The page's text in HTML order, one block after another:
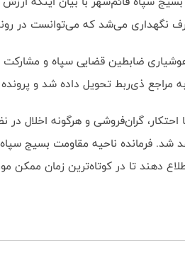
نگهداری می‌شد که می‌توانست در
هوشیاری ضابطین قضایی سپاه و
مراجع ذی‌ربط تحویل داده شد و
احتکار، گران‌فروشی و هرگونه اخلال
شد. فرمانده ناحیه مقاومت بسیج
دهند تا در کوتاه‌ترین زمان ممکن